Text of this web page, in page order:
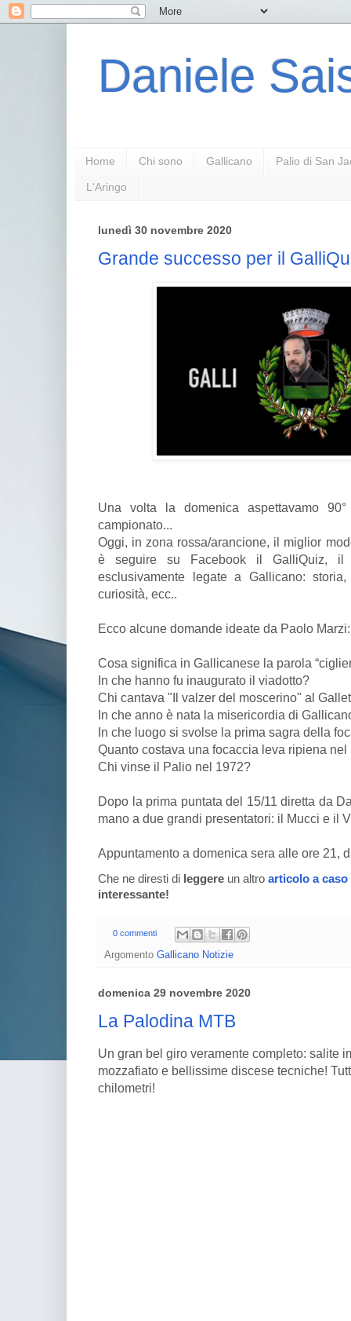
Daniele
Home Chi sono Gallicano Palio di San
L'Aringo
lunedì 30 novembre 2020
Grande successo per il
Una volta la domenica aspettavamo
campionato...
Oggi, in zona rossa/arancione, il miglior
è seguire su Facebook il GalliQuiz,
esclusivamente legate a Gallicano:
curiosità, ecc..
Ecco alcune domande ideate da Paolo Marzi:
Cosa significa in Gallicanese la parola
In che hanno fu inaugurato il viadotto?
Chi cantava "Il valzer del moscerino" al
In che anno è nata la misericordia di
In che luogo si svolse la prima sagra della
Quanto costava una focaccia leva ripiena nel
Chi vinse il Palio nel 1972?
Dopo la prima puntata del 15/11 diretta da
mano a due grandi presentatori: il Mucci e il
Appuntamento a domenica sera alle ore 21,
Che ne diresti di leggere un altro articolo a caso
interessante!
0 commenti
Argomento Gallicano Notizie
domenica 29 novembre 2020
La Palodina MTB
Un gran bel giro veramente completo: salite
mozzafiato e bellissime discese tecniche!
chilometri!